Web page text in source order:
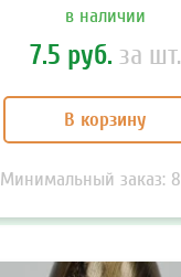
в наличии
7.5 руб. за шт.
В корзину
Минимальный заказ: 8